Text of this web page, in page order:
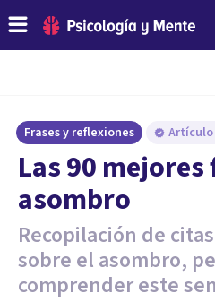
Frases y reflexiones
Las 90 mejores
asombro
Recopilación de
sobre el asombro,
comprender este